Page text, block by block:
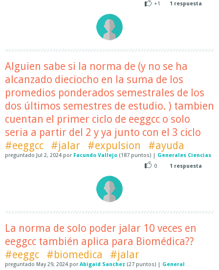
+1
1 respuesta
Alguien sabe si la norma de (y no se ha
alcanzado dieciocho en la suma de los
promedios ponderados semestrales de los
dos últimos semestres de estudio. ) tambien
cuentan el primer ciclo de eeggcc o solo
seria a partir del 2 y ya junto con el 3 ciclo
#eeggcc
#jalar #expulsion #ayuda
preguntado Jul 2, 2024 por Facundo Vallejo (187 puntos) | Generales Ciencias
0
1 respuesta
La norma de solo poder jalar 10 veces en
eeggcc también aplica para Biomédica??
#eeggc
#biomedica #jalar
preguntado May 29, 2024 por Abigaid Sanchez (27 puntos) | General